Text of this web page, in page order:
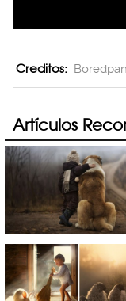
Creditos:
Artículos